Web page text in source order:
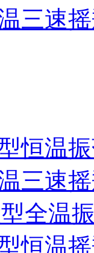
三速
恒温
三速
全温
恒温